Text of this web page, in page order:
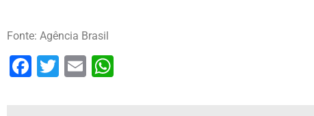
Fonte: Agência Brasil
Facebook
Twitter
Email